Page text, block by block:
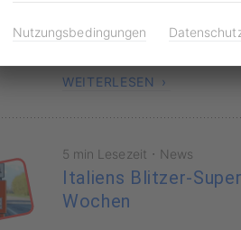
Bußgeldbescheide
WEITERLESEN
5 min Lesezeit · News
Italiens Blitzer-
Wochen
Nutzungsbedingungen